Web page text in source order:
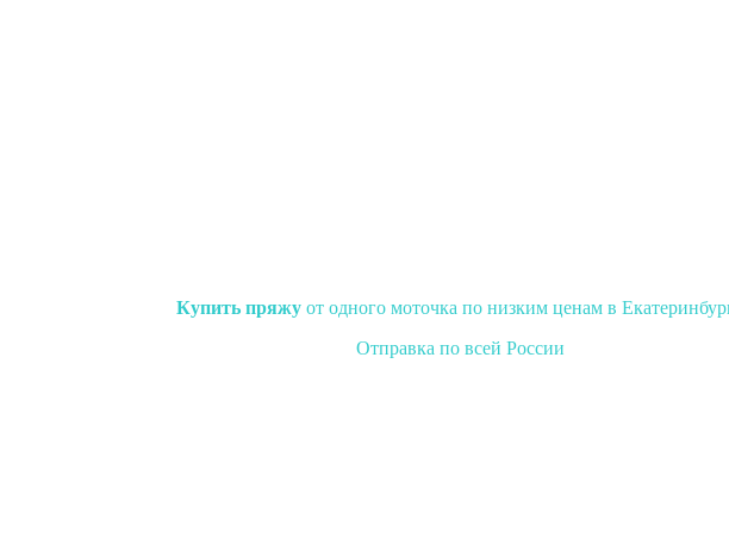
Купить пряжу от одного моточка по низким ценам в
Отправка по всей России